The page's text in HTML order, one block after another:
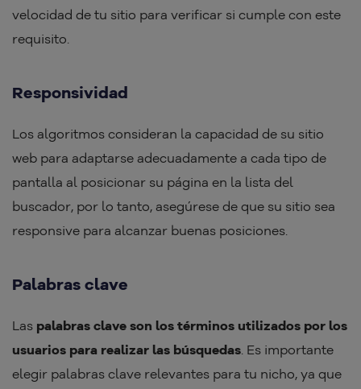
velocidad de tu sitio para verificar si cumple con este
requisito.
Responsividad
Los algoritmos consideran la capacidad de su sitio
web para adaptarse adecuadamente a cada tipo de
pantalla al posicionar su página en la lista del
buscador, por lo tanto, asegúrese de que su sitio sea
responsive para alcanzar buenas posiciones.
Palabras clave
Las palabras clave son los términos utilizados por los
usuarios para realizar las búsquedas. Es importante
elegir palabras clave relevantes para tu nicho, ya que